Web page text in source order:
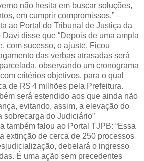
não hesita em buscar soluções,
em cumprir compromissos.” –
ao Portal do Tribunal de Justiça da
disse que “Depois de uma ampla
com sucesso, o ajuste. Ficou
das verbas atrasadas será
observando um cronograma
critérios objetivos, para o qual
de R$ 4 milhões pela Prefeitura.
será estendido aos que ainda não
evitando, assim, a elevação do
sobrecarga do Judiciário”
também falou ao Portal TJPB: “Essa
extinção de cerca de 250 processos
debelará o ingresso
É uma ação sem precedentes